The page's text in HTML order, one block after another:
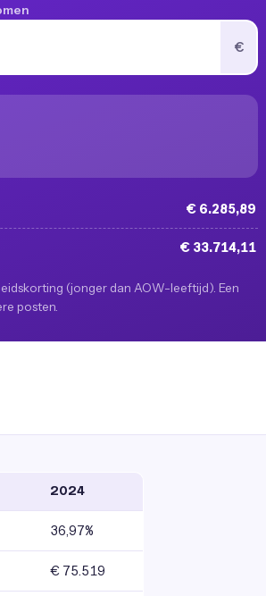
€
€ 6.285,89
€ 33.714,11
(jonger dan AOW-leeftijd). Een
posten.
2024
36,97%
€ 75.519